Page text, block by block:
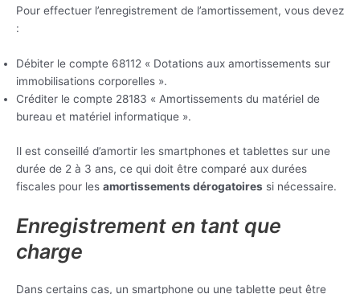
Pour effectuer l’enregistrement de l’amortissement, vous devez
:
Débiter le compte 68112 « Dotations aux amortissements sur
immobilisations corporelles ».
Créditer le compte 28183 « Amortissements du matériel de
bureau et matériel informatique ».
Il est conseillé d’amortir les smartphones et tablettes sur une
durée de 2 à 3 ans, ce qui doit être comparé aux durées
fiscales pour les amortissements dérogatoires si nécessaire.
Enregistrement en tant que
charge
Dans certains cas, un smartphone ou une tablette peut être